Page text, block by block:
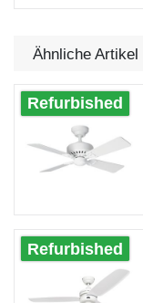
Ähnliche Artikel
Refurbished
Refurbished